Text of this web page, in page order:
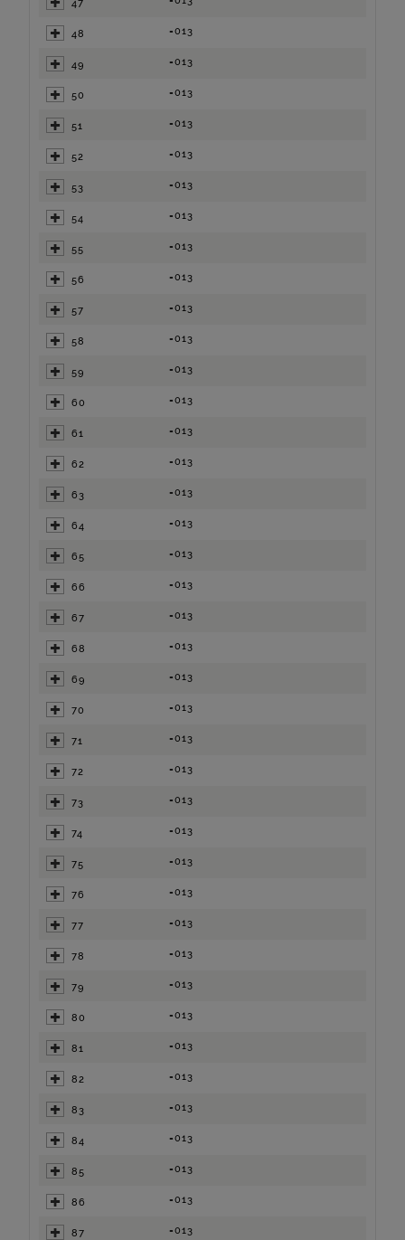
47
48 =013
49 =013
50 =013
51 =013
52 =013
53 =013
54 =013
55 =013
56 =013
57 =013
58 =013
59 =013
60 =013
61 =013
62 =013
63 =013
64 =013
65 =013
66 =013
67 =013
68 =013
69 =013
70 =013
71 =013
72 =013
73 =013
74 =013
75 =013
76 =013
77 =013
78 =013
79 =013
80 =013
81 =013
82 =013
83 =013
84 =013
85 =013
86 =013
87 =013